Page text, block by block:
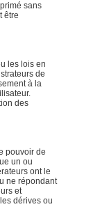
sans
être
les lois en
de
à la
des
pouvoir de
un ou
ont le
ne répondant
et
dérives ou